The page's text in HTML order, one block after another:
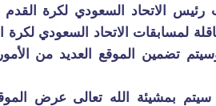
رئيس الاتحاد السعودي لكرة
لمسابقات الاتحاد السعودي لكرة
تضمين الموقع العديد من
بمشيئة الله تعالى عرض